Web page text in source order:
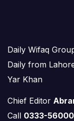
Daily Wifaq
Daily from
Yar Khan
Chief Editor
Call 0333-